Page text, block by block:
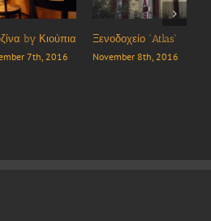
Ξενοδοχείο “Atlas”
November 8th, 2016
Μαστίχα